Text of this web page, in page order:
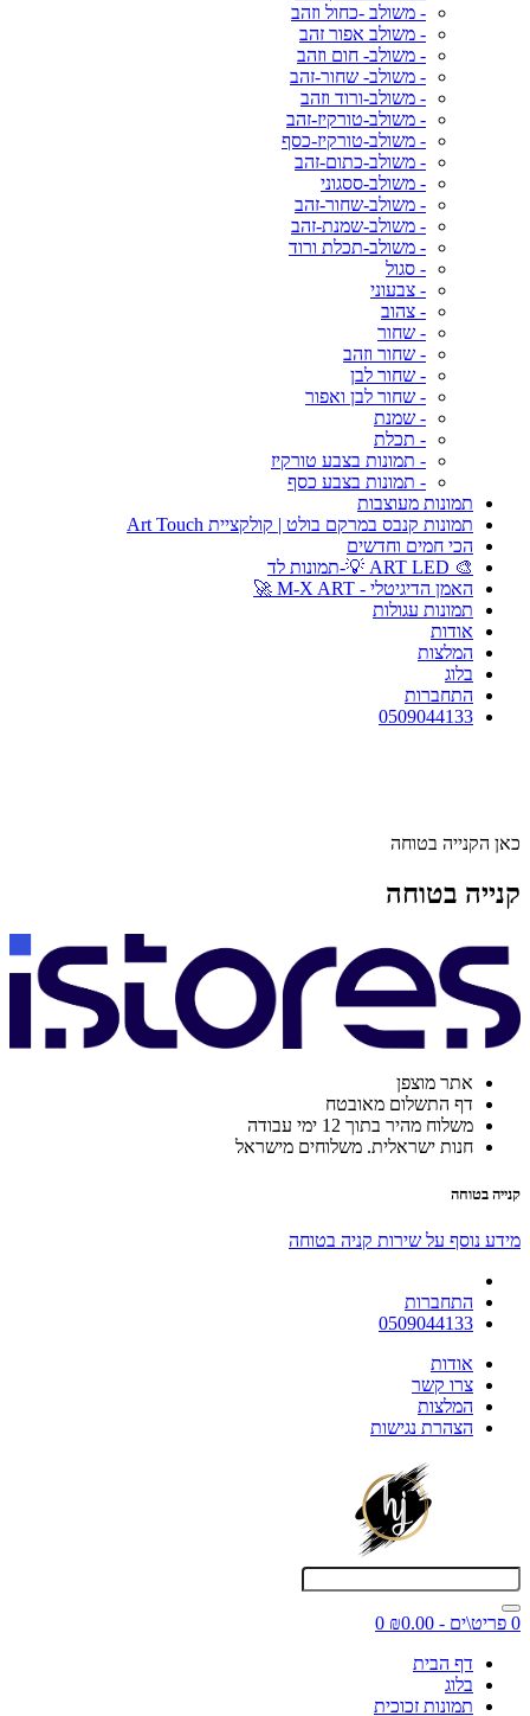
- משולב -כחול וזהב
- משולב אפור זהב
- משולב- חום וזהב
- משולב- שחור-זהב
- משולב-ורוד וזהב
- משולב-טורקיז-זהב
- משולב-טורקיז-כסף
- משולב-כתום-זהב
- משולב-ססגוני
- משולב-שחור-זהב
- משולב-שמנת-זהב
- משולב-תכלת ורוד
- סגול
- צבעוני
- צהוב
- שחור
- שחור וזהב
- שחור לבן
- שחור לבן ואפור
- שמנת
- תכלת
- תמונות בצבע טורקיז
- תמונות בצבע כסף
תמונות מעוצבות
תמונות קנבס במרקם בולט | קולקציית Art Touch
הכי חמים וחדשים
🎨 ART LED 💡-תמונות לד
האמן הדיגיטלי - M-X ART 🚀
תמונות עגולות
אודות
המלצות
בלוג
התחברות
0509044133
כאן הקנייה בטוחה
קנייה בטוחה
אתר מוצפן
דף התשלום מאובטח
משלוח מהיר בתוך 12 ימי עבודה
חנות ישראלית. משלוחים מישראל
קנייה בטוחה
מידע נוסף על שירות קניה בטוחה
התחברות
0509044133
אודות
צרו קשר
המלצות
הצהרת נגישות
0 פריט\ים - ₪0.00
0
דף הבית
בלוג
תמונות זכוכית